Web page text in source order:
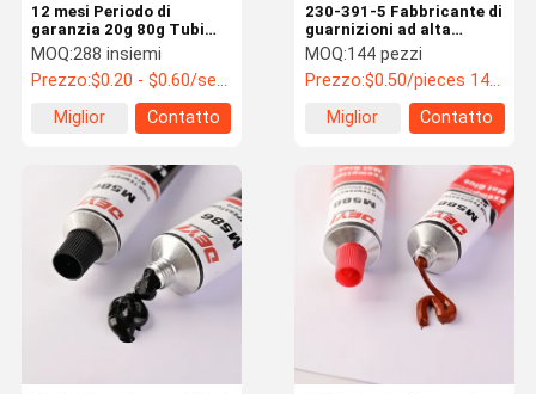
Video
230-391-5 Fabbricante di
guarnizioni ad alta
temperatura RTV per
sigillamento e legatura
MOQ:144 pezzi
Prezzo:$0.50/pieces 144-1439 pieces
Miglior
Contatto
12 mesi Periodo di
garanzia 20g 80g Tubi
Acrilico Ab Colla per
riparazione rapida del
metallo
MOQ:288 insiemi
Prezzo:$0.20 - $0.60/sets
Miglior
Contatto